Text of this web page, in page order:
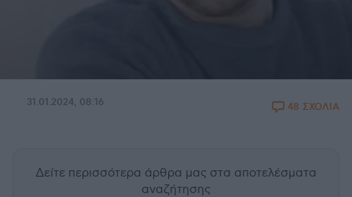
31.01.2024, 08:16 48 ΣΧΟΛΙΑ
Δείτε περισσότερα άρθρα μας στα αποτελέσματα
αναζήτησης